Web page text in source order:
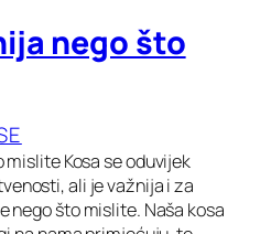
nego što
mislite Kosa se oduvijek
ali je važnija i za
nego što mislite. Naša kosa